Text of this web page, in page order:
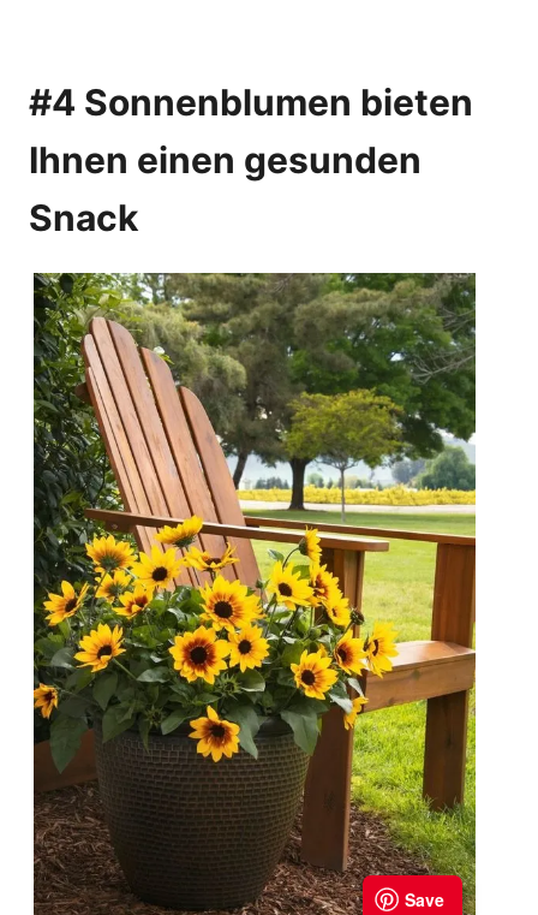
#4 Sonnenblumen bieten
Ihnen einen gesunden
Snack